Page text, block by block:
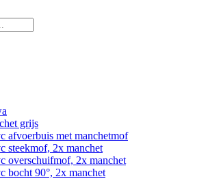
grijs
afvoerbuis met manchetmof
steekmof, 2x manchet
overschuifmof, 2x manchet
bocht 90°, 2x manchet